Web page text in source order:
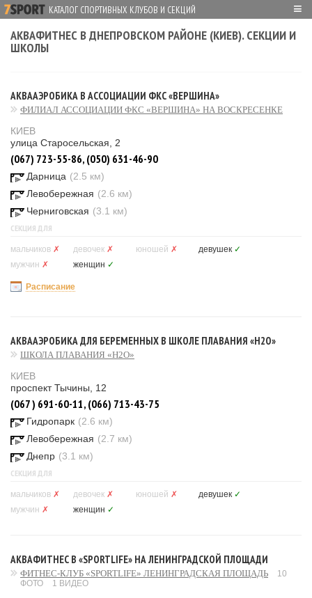
КАТАЛОГ СПОРТИВНЫХ КЛУБОВ И СЕКЦИЙ ≡
АКВАФИТНЕС В ДНЕПРОВСКОМ РАЙОНЕ (КИЕВ). СЕКЦИИ И
ШКОЛЫ
АКВААЭРОБИКА В АССОЦИАЦИИ ФКС «ВЕРШИНА»
ФИЛИАЛ АССОЦИАЦИИ ФКС «ВЕРШИНА» НА ВОСКРЕСЕНКЕ
КИЕВ
улица Старосельская, 2
(067) 723-55-86, (050) 631-46-90
Дарница (2.5 км)
Левобережная (2.6 км)
Черниговская (3.1 км)
СЕКЦИЯ ДЛЯ
мальчиков ✗ девочек ✗ юношей ✗ девушек ✓
мужчин ✗ женщин ✓
Расписание
АКВААЭРОБИКА ДЛЯ БЕРЕМЕННЫХ В ШКОЛЕ ПЛАВАНИЯ «H2O»
ШКОЛА ПЛАВАНИЯ «H2O»
КИЕВ
проспект Тычины, 12
(067 ) 691-60-11, (066) 713-43-75
Гидропарк (2.6 км)
Левобережная (2.7 км)
Днепр (3.1 км)
СЕКЦИЯ ДЛЯ
мальчиков ✗ девочек ✗ юношей ✗ девушек ✓
мужчин ✗ женщин ✓
АКВАФИТНЕС В «SPORTLIFE» НА ЛЕНИНГРАДСКОЙ ПЛОЩАДИ
ФИТНЕС-КЛУБ «SPORTLIFE» ЛЕНИНГРАДСКАЯ ПЛОЩАДЬ
10
ФОТО
1 ВИДЕО